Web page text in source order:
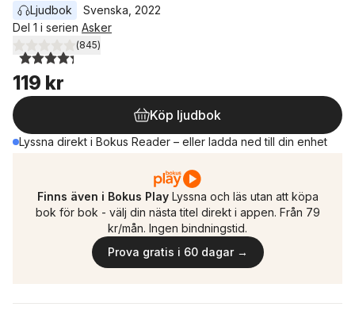
Ljudbok
Svenska 2022
Del 1 i serien Asker
4,3utav 5 stjärnor. Totalt antal röster:
(845)
119 kr
Köp ljudbok
Lyssna direkt i Bokus Reader – eller ladda ned till din enhet
Finns även i Bokus Play Lyssna och läs utan att köpa
bok för bok - välj din nästa titel direkt i appen. Från 79
kr/mån. Ingen bindningstid.
Prova gratis i 60 dagar →